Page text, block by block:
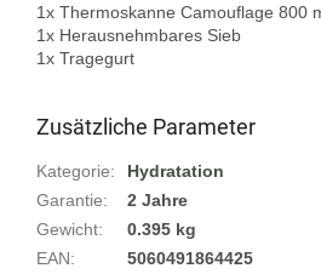
1x Thermoskanne Camouflage 800
1x Herausnehmbares Sieb
Zusätzliche Parameter
Kategorie:
Hydratation
Garantie:
2 Jahre
Gewicht:
0.395 kg
EAN: 5060491864425